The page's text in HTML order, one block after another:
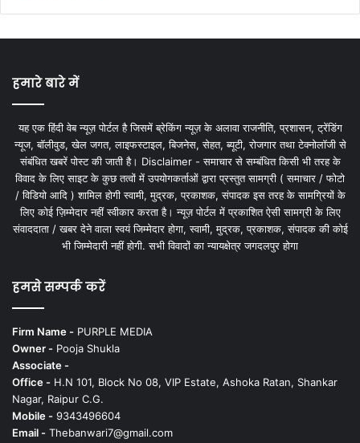
हमारे बारे में
यह एक हिंदी वेब न्यूज़ पोर्टल है जिसमें ब्रेकिंग न्यूज़ के अलावा राजनीति, प्रशासन, ट्रेंडिंग
न्यूज, बॉलीवुड, खेल जगत, लाइफस्टाइल, बिजनेस, सेहत, ब्यूटी, रोजगार तथा टेक्नोलॉजी से
संबंधित खबरें पोस्ट की जाती है। Disclaimer - समाचार से सम्बंधित किसी भी तरह के
विवाद के लिए साइट के कुछ तत्वों में उपयोगकर्ताओं द्वारा प्रस्तुत सामग्री ( समाचार / फोटो
/ विडियो आदि ) शामिल होगी स्वामी, मुद्रक, प्रकाशक, संपादक इस तरह के सामग्रियों के
लिए कोई ज़िम्मेदार नहीं स्वीकार करता है। न्यूज़ पोर्टल में प्रकाशित ऐसी सामग्री के लिए
संवाददाता / खबर देने वाला स्वयं जिम्मेदार होगा, स्वामी, मुद्रक, प्रकाशक, संपादक की कोई
भी जिम्मेदारी नहीं होगी. सभी विवादों का न्यायक्षेत्र जगदलपुर होगा
हमसे सम्पर्क करें
Firm Name - PURPLE MEDIA
Owner - Pooja Shukla
Associate -
Office - H.N 101, Block No 08, VIP Estate, Ashoka Ratan, Shankar
Nagar, Raipur C.G.
Mobile - 9343496604
Email - Thebanwari7@gmail.com